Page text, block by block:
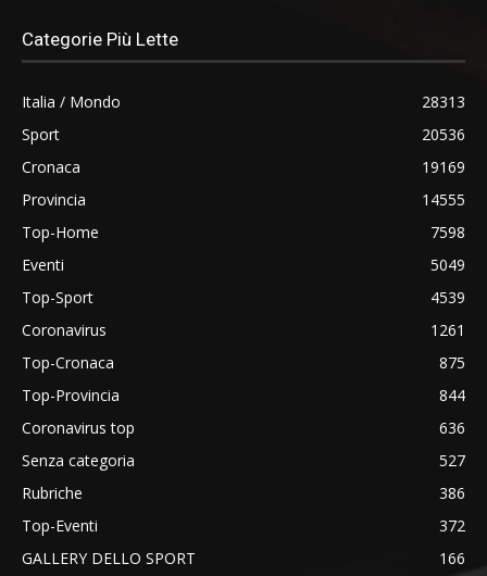
Categorie Più Lette
Italia / Mondo
28313
Sport
20536
Cronaca
19169
Provincia
14555
Top-Home
7598
Eventi
5049
Top-Sport
4539
Coronavirus
1261
Top-Cronaca
875
Top-Provincia
844
Coronavirus top
636
Senza categoria
527
Rubriche
386
Top-Eventi
372
GALLERY DELLO SPORT
166